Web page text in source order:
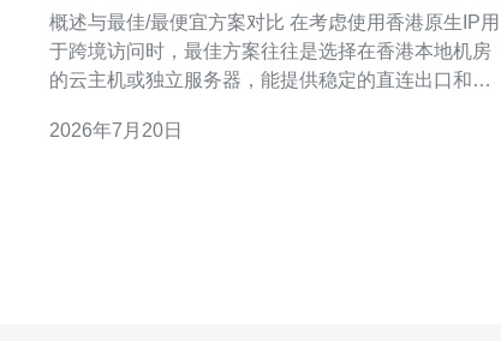
概述与最佳/最便宜方案对比 在考虑使用香港原生IP用
于跨境访问时，最佳方案往往是选择在香港本地机房
的云主机或独立服务器，能提供稳定的直连出口和合
机，但要注意这些便宜选项可能在带宽、反向DNS、
2026年7月20日